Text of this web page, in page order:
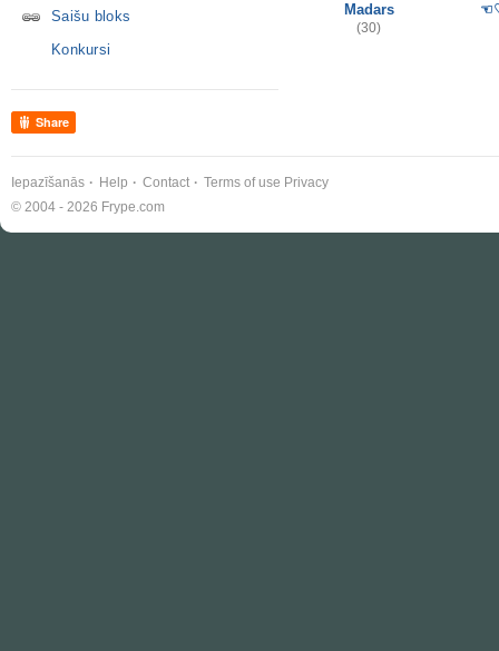
Saišu bloks
Konkursi
Share
Madars
(30)
Iepazīšanās Help Contact Terms of use Privacy
© 2004 - 2026 Frype.com